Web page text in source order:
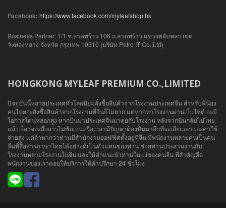
Facebook: https://www.facebook.com/myleafshop.hk
Business Partner: 1/1 ซ.ลาดพร้าว 106 ถ.ลาดพร้าว แขวงพลับพลา เขต
วังทองหลาง จังหวัด กรุงเทพ 10310 (บริษัท Petro IT Co.,Ltd)
HONGKONG MYLEAF PREMIUM CO.,LIMITED
ปัจจุบันนี้หลายประเทศทั่วโลกนิยมสั่งซื้อสินค้าจากโรงงานประเทศจีน สำหรับพี่น้อง
คนไทยจะสั่งซื้อสินค้าจากโรงงานที่จีนก็ไม่ยาก แต่หากหาโรงงานผ่านเว็บไซต์ จะมี
โอกาสโดนหลอกสูง หากบินมาประเทศจีนมาคุยกับโรงงาน หลังจากบินกลับไปไทย
แล้ว ก็อาจจะสื่อสารไม่ชัดเจนหรือเวลามีปัญหาต้องบินมาอีกทีจะเสียเวลาและค่าใช้
จ่ายสูง แต่ถ้าหากว่าท่านมีสำนักงานออฟฟิศตั้งอยู่ที่จีน มีพนักงานหลายคนเป็นคน
จีนที่สื่อสารภาษาไทยได้อย่างดีเป็นตัวแทนของท่าน ช่วยท่านประสานงานกับ
โรงงานหลายโรงงานในจีน และให้คำแนะนำท่านในแง่ของคนจีน ที่สำคัญคือ
พนักงานของเราคอยให้บริการให้คำปรึกษา 24 ชั่วโมง